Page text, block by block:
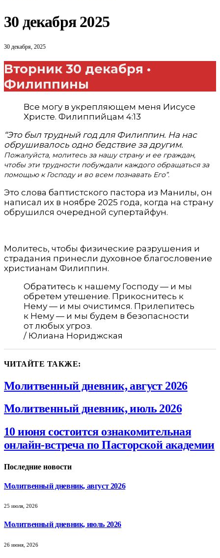
30 декабря 2025
30 декабря, 2025
Вторник 30 декабря •
Филиппины
Все могу в укрепляющем меня Иисусе
Христе. Филиппийцам 4:13
“Это был трудный год для Филиппин. На нас
обрушивалось одно бедствие за другим.
Пожалуйста, молитесь за нашу страну и ее граждан,
чтобы эти трудности побуждали каждого обращаться за
помощью к Господу и во всем познавать Его”.
Это слова баптистского пастора из Манилы, он
написал их в ноябре 2025 года, когда на страну
обрушился очередной супертайфун.
Молитесь, чтобы физические разрушения и
страдания принесли духовное благословение
христианам Филиппин.
Обратитесь к нашему Господу — и мы
обретем утешение. Прикоснитесь к
Нему — и мы очистимся. Прилепитесь
к Нему — и мы будем в безопасности
от любых угроз.
/ Юлиана Нориджская
ЧИТАЙТЕ ТАКЖЕ:
Молитвенный дневник, август 2026
Молитвенный дневник, июль 2026
10 июня состоится ознакомительная
онлайн-встреча по Пасторской академии
Последние новости
Молитвенный дневник, август 2026
25 июля, 2026
Молитвенный дневник, июль 2026
26 июня, 2026